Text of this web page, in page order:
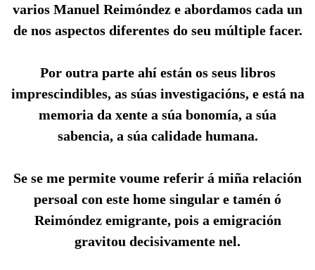
varios Manuel Reimóndez e abordamos cada un
de nos aspectos diferentes do seu múltiple facer.
Por outra parte ahí están os seus libros
imprescindibles, as súas investigacións, e está na
memoria da xente a súa bonomía, a súa
sabencia, a súa calidade humana.
Se se me permite voume referir á miña relación
persoal con este home singular e tamén ó
Reimóndez emigrante, pois a emigración
gravitou decisivamente nel.